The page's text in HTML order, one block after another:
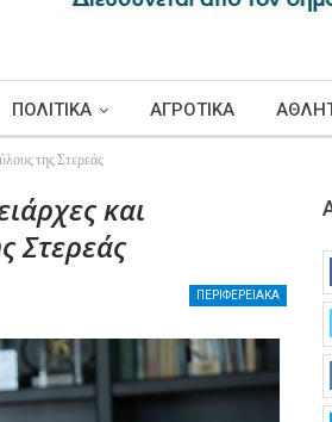
ΠΟΛΙΤΙΚΑ ΑΓΡΟΤΙΚΑ
της Στερεάς
και
Στερεάς
ΠΕΡΙΦΕΡΕΙΑΚΑ